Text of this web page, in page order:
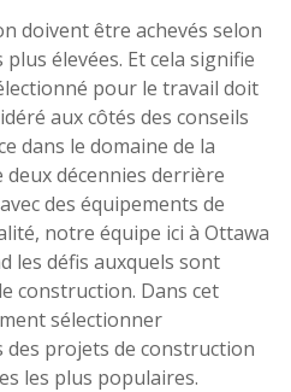
doivent être achevés selon
élevées. Et cela signifie
pour le travail doit
aux côtés des conseils
dans le domaine de la
décennies derrière
des équipements de
notre équipe ici à Ottawa
les défis auxquels sont
construction. Dans cet
sélectionner
projets de construction
les plus populaires.